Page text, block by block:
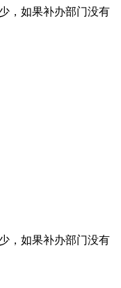
，如果补办部门没有
，如果补办部门没有